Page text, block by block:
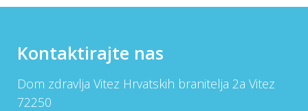
Kontaktirajte nas
Dom zdravlja Vitez Hrvatskih branitelja 2a Vitez
72250